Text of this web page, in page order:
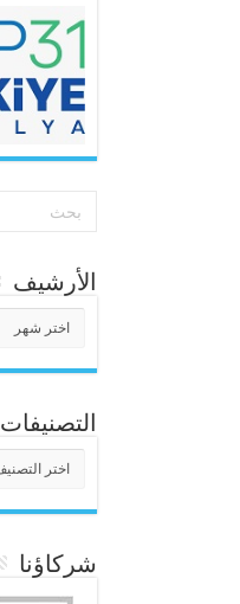
الأرشيف
التصنيفات
شركاؤنا